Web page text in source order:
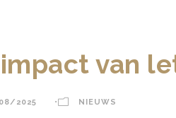
van
2025 • NIEUWS